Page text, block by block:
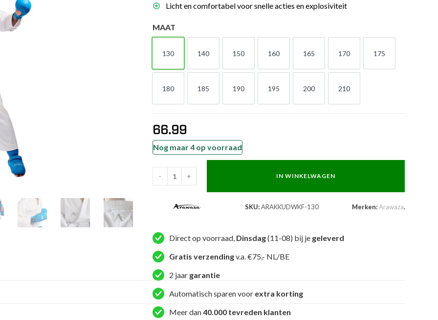
en pads
Licht en comfortabel voor snelle acties en explosiviteit
MAAT
130
130
140
140
150
150
160
160
165
165
170
170
175
175
180
180
185
185
190
190
195
195
200
200
210
210
66.99
Nog maar 4 op voorraad
Arawaza
Deluxe
-
Wit
aantal
- + IN WINKELWAGEN
SKU:ARAKKUDWKF-130 Merken:Arawaza.
Direct op voorraad, Dinsdag(11-08) bij je geleverd
Gratis verzendingv.a. €75,- NL/BE
2 jaar garantie
Automatisch sparen voor extra korting
Meer dan40.000 tevreden klanten